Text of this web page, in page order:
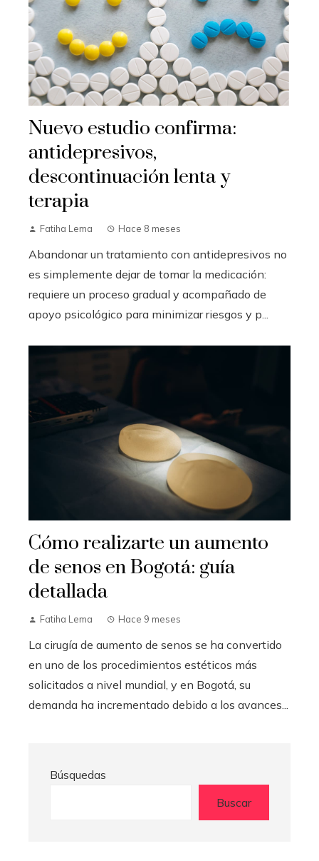
Nuevo estudio confirma:
antidepresivos,
descontinuación lenta y
terapia
Fatiha Lema Hace 8 meses
Abandonar un tratamiento con antidepresivos no
es simplemente dejar de tomar la medicación:
requiere un proceso gradual y acompañado de
apoyo psicológico para minimizar riesgos y p...
Cómo realizarte un aumento
de senos en Bogotá: guía
detallada
Fatiha Lema Hace 9 meses
La cirugía de aumento de senos se ha convertido
en uno de los procedimientos estéticos más
solicitados a nivel mundial, y en Bogotá, su
demanda ha incrementado debido a los avances...
Búsquedas
Buscar